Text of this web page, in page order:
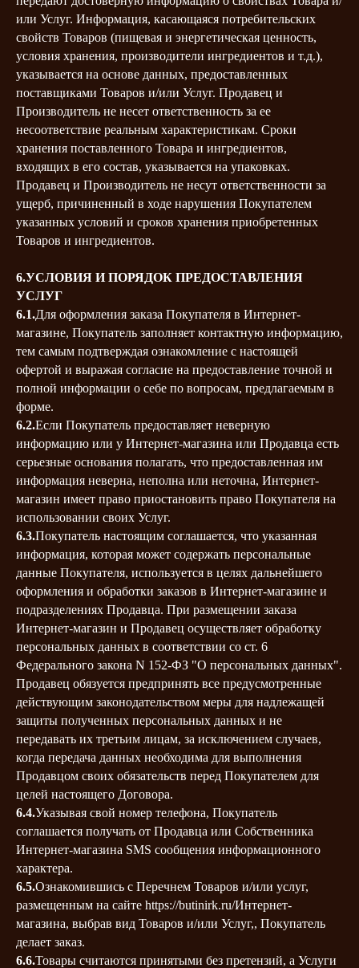
или Услуг. Информация, касающаяся потребительских
свойств Товаров (пищевая и энергетическая ценность,
условия хранения, производители ингредиентов и т.д.),
указывается на основе данных, предоставленных
поставщиками Товаров и/или Услуг. Продавец и
Производитель не несет ответственность за ее
несоответствие реальным характеристикам. Сроки
хранения поставленного Товара и ингредиентов,
входящих в его состав, указывается на упаковках.
Продавец и Производитель не несут ответственности за
ущерб, причиненный в ходе нарушения Покупателем
указанных условий и сроков хранения приобретенных
Товаров и ингредиентов.
6.УСЛОВИЯ И ПОРЯДОК ПРЕДОСТАВЛЕНИЯ
УСЛУГ
6.1.Для оформления заказа Покупателя в Интернет-
магазине, Покупатель заполняет контактную информацию,
тем самым подтверждая ознакомление с настоящей
офертой и выражая согласие на предоставление точной и
полной информации о себе по вопросам, предлагаемым в
форме.
6.2.Если Покупатель предоставляет неверную
информацию или у Интернет-магазина или Продавца есть
серьезные основания полагать, что предоставленная им
информация неверна, неполна или неточна, Интернет-
магазин имеет право приостановить право Покупателя на
использовании своих Услуг.
6.3.Покупатель настоящим соглашается, что указанная
информация, которая может содержать персональные
данные Покупателя, используется в целях дальнейшего
оформления и обработки заказов в Интернет-магазине и
подразделениях Продавца. При размещении заказа
Интернет-магазин и Продавец осуществляет обработку
персональных данных в соответствии со ст. 6
Федерального закона N 152-ФЗ "О персональных данных".
Продавец обязуется предпринять все предусмотренные
действующим законодательством меры для надлежащей
защиты полученных персональных данных и не
передавать их третьим лицам, за исключением случаев,
когда передача данных необходима для выполнения
Продавцом своих обязательств перед Покупателем для
целей настоящего Договора.
6.4.Указывая свой номер телефона, Покупатель
соглашается получать от Продавца или Собственника
Интернет-магазина SMS сообщения информационного
характера.
6.5.Ознакомившись с Перечнем Товаров и/или услуг,
размещенным на сайте https://butinirk.ru/Интернет-
магазина, выбрав вид Товаров и/или Услуг,, Покупатель
делает заказ.
6.6.Товары считаются принятыми без претензий, а Услуги